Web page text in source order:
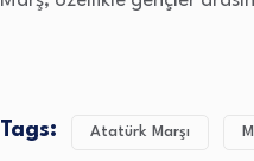
Tags: Atatürk Marşı